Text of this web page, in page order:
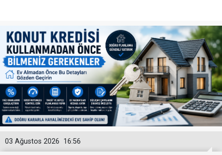
16:56
03 Ağustos 2026